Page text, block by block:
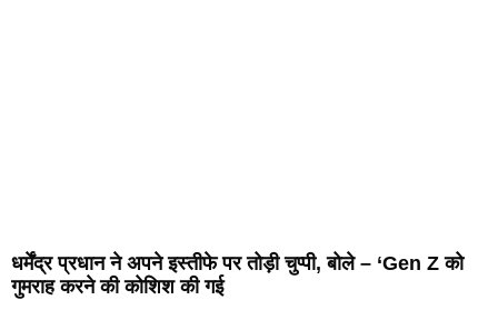
धर्मेंद्र प्रधान ने अपने इस्तीफे पर तोड़ी चुप्पी, बोले – ‘Gen Z को
गुमराह करने की कोशिश की गई